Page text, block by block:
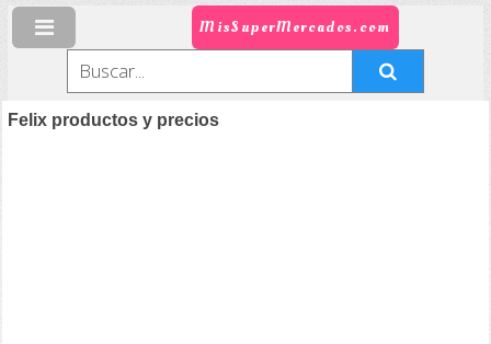
MisSuperMercados.com
Felix productos y precios